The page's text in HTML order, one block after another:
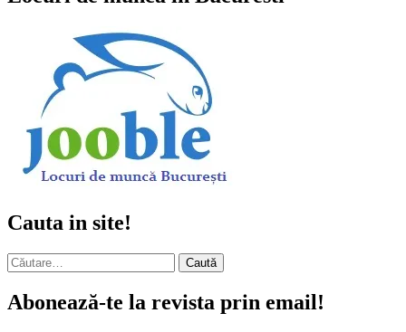
Cauta in site!
Caută
după:
Abonează-te la revista prin email!